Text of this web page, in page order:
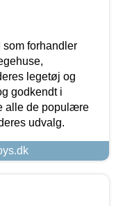
som forhandler
legetøj og
godkendt i
alle de populære
udvalg.